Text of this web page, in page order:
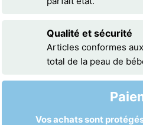
Qualité et sécurité
Articles conformes
total de la peau de
Vos achats sont